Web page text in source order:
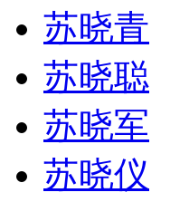
苏晓青
苏晓聪
苏晓军
苏晓仪